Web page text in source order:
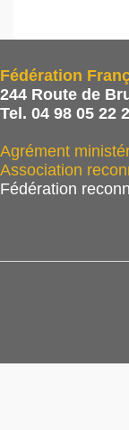
Fédération
244 Route de
Tel. 04 98 05 22
Agrément
Association
Fédération